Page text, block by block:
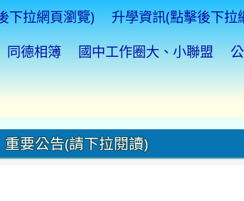
下拉網頁瀏覽) 升學資訊(點擊後下拉
同德相簿 國中工作圈大、小聯盟
重要公告(請下拉閱讀)